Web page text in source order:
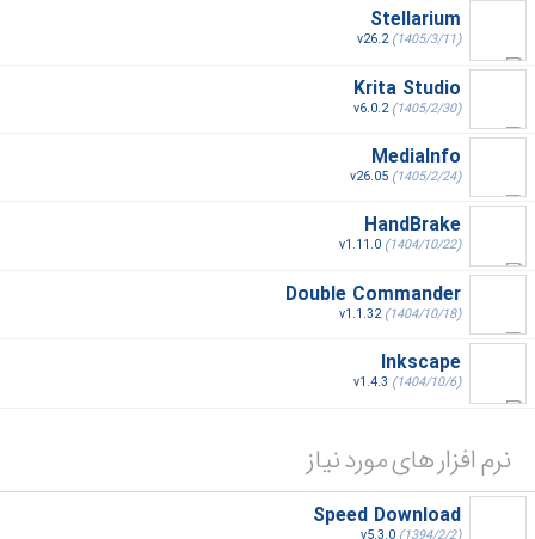
Stellarium
v26.2(1405/3/11)
Krita Studio
v6.0.2(1405/2/30)
MediaInfo
v26.05 (1405/2/24)
HandBrake
v1.11.0 (1404/10/22)
Double Commander
v1.1.32(1404/10/18)
Inkscape
v1.4.3 (1404/10/6)
نرم افزار های مورد نیاز
Speed Download